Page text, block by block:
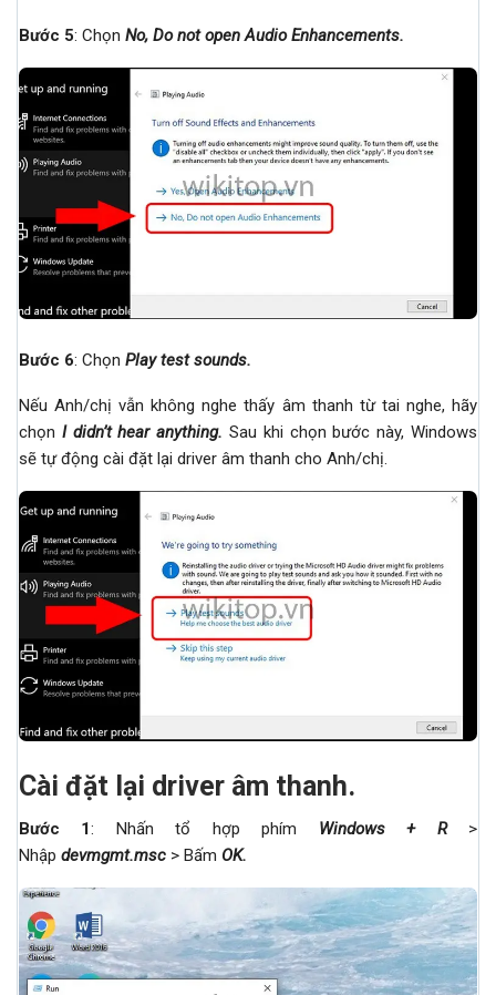
Bước 5: Chọn No, Do not open Audio Enhancements.
Bước 6: Chọn Play test sounds.
Nếu Anh/chị vẫn không nghe thấy âm thanh từ tai nghe, hãy
chọn I didn’t hear anything.Sau khi chọn bước này, Windows
sẽ tự động cài đặt lại driver âm thanh cho Anh/chị.
Cài đặt lại driver âm thanh.
Bước 1: Nhấn tổ hợp phím Windows + R>
Nhập devmgmt.msc > Bấm OK.